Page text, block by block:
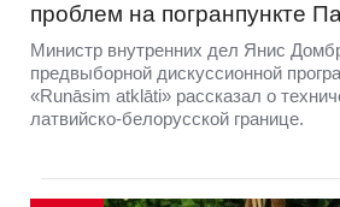
проблем на погранпункте
Министр внутренних дел Янис
предвыборной дискуссионной
«Runāsim atklāti» рассказал о
латвийско-белорусской границе.